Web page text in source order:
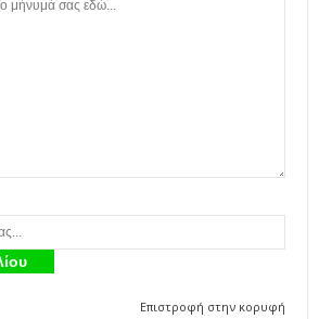
Επιστροφή στην κορυφή